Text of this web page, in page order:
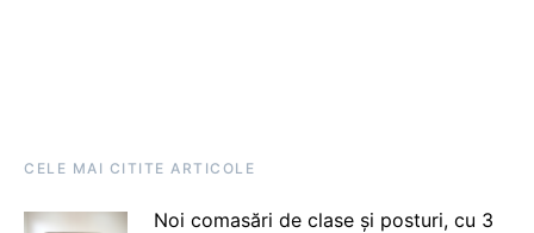
CELE MAI CITITE ARTICOLE
Noi comasări de clase și posturi, cu 3